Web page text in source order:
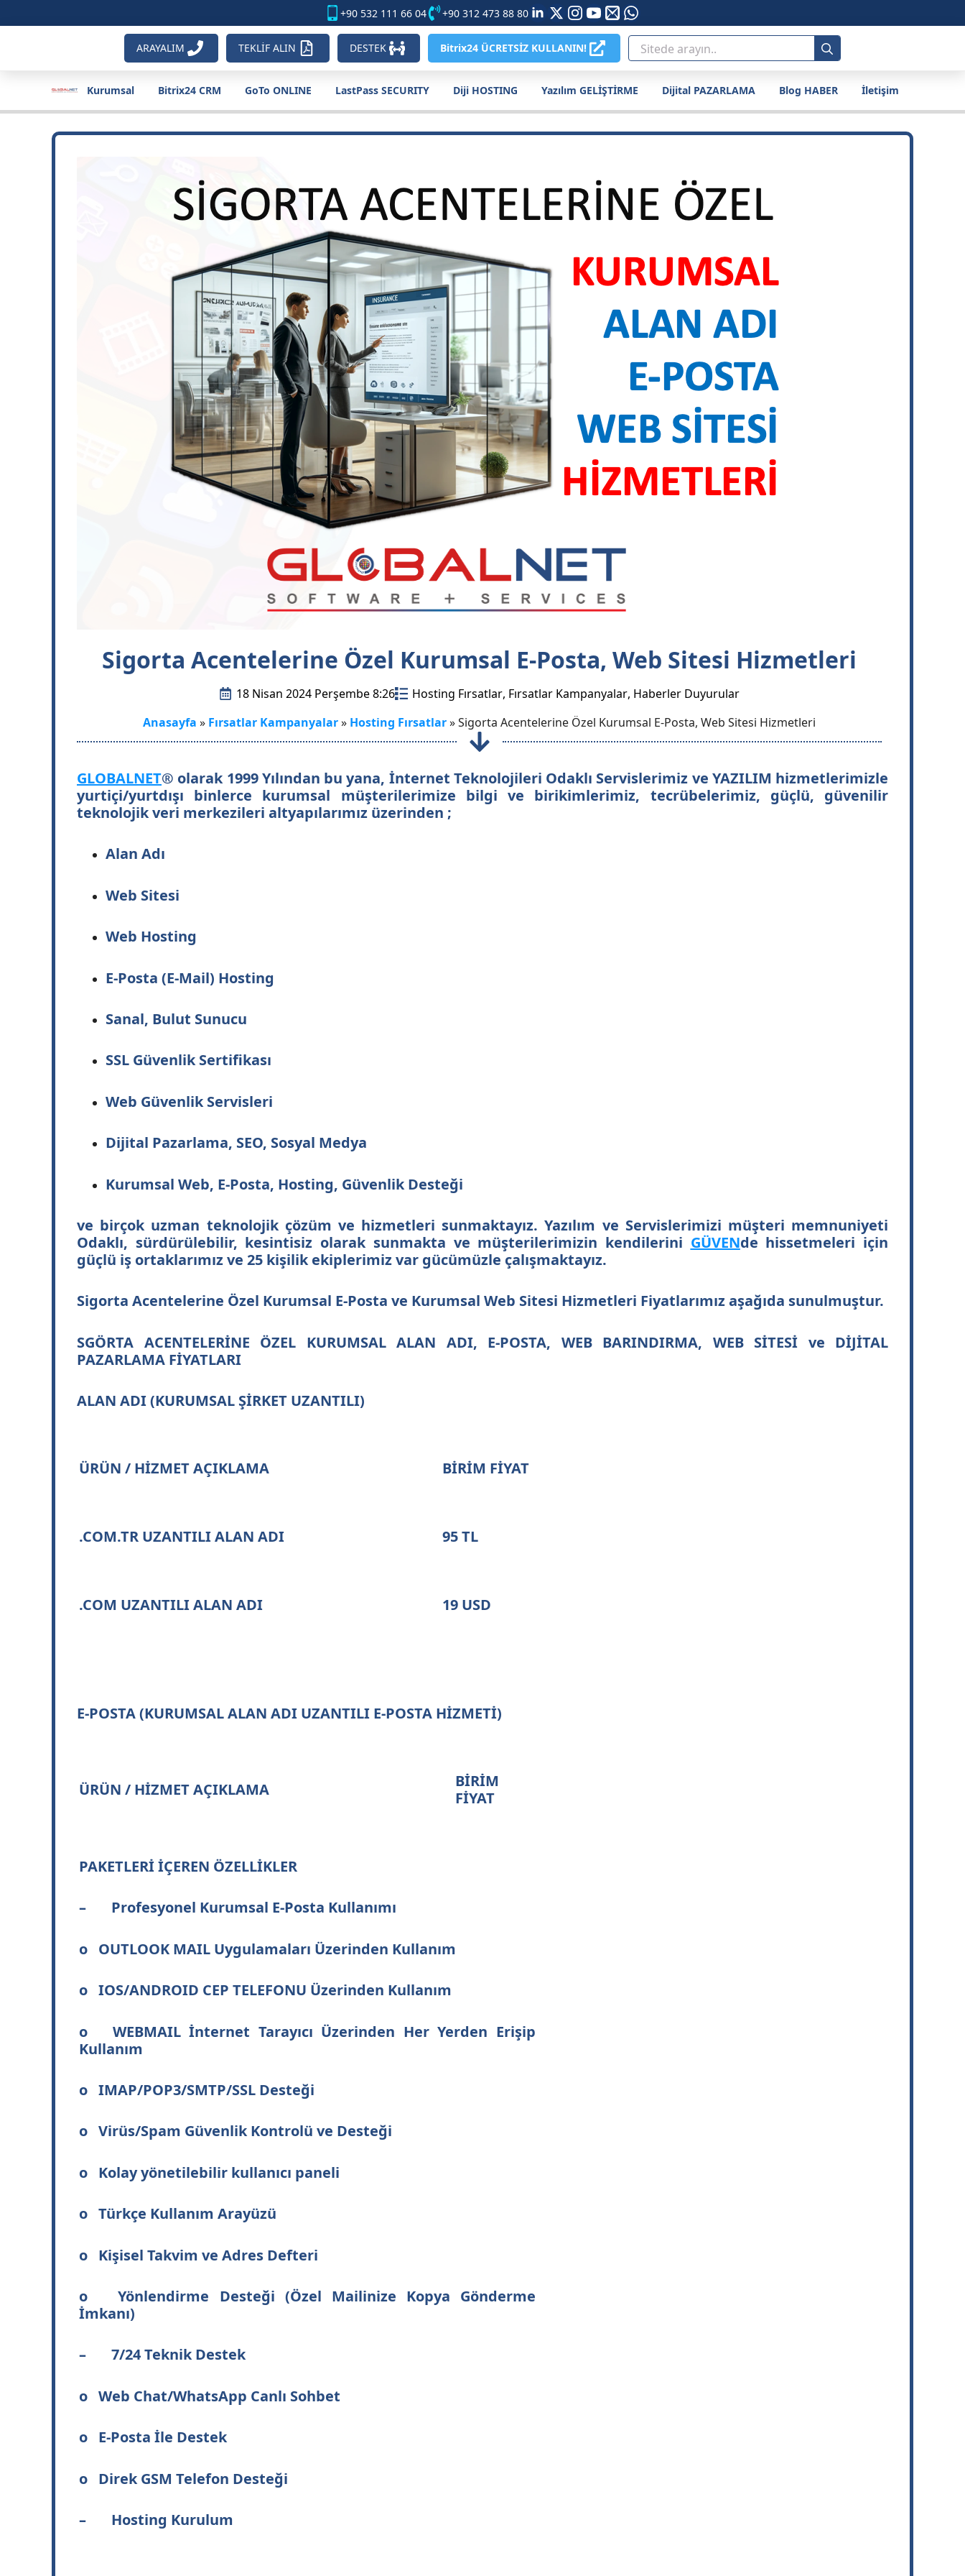
+90 532 111 66 04 +90 312 473 88 80
ARAYALIM TEKLİF ALIN DESTEK Bitrix24 ÜCRETSİZ KULLANIN!
Search
for:
Kurumsal Bitrix24 CRM GoTo ONLINE LastPass SECURITY Diji HOSTING Yazılım GELİŞTİRME Dijital PAZARLAMA Blog HABER İletişim
Sigorta Acentelerine Özel Kurumsal E-Posta, Web Sitesi Hizmetleri
18 Nisan 2024 Perşembe 8:26 Hosting Fırsatlar Fırsatlar Kampanyalar Haberler Duyurular
Anasayfa » Fırsatlar Kampanyalar» Hosting Fırsatlar»Sigorta Acentelerine Özel Kurumsal E-Posta, Web Sitesi Hizmetleri
GLOBALNET® olarak 1999 Yılından bu yana, İnternet Teknolojileri Odaklı Servislerimiz ve YAZILIM hizmetlerimizle
yurtiçi/yurtdışı binlerce kurumsal müşterilerimize bilgi ve birikimlerimiz, tecrübelerimiz, güçlü, güvenilir
teknolojik veri merkezileri altyapılarımız üzerinden ;
Alan Adı
Web Sitesi
Web Hosting
E-Posta (E-Mail) Hosting
Sanal, Bulut Sunucu
SSL Güvenlik Sertifikası
Web Güvenlik Servisleri
Dijital Pazarlama, SEO, Sosyal Medya
Kurumsal Web, E-Posta, Hosting, Güvenlik Desteği
ve birçok uzman teknolojik çözüm ve hizmetleri sunmaktayız. Yazılım ve Servislerimizi müşteri memnuniyeti
Odaklı, sürdürülebilir, kesintisiz olarak sunmakta ve müşterilerimizin kendilerini GÜVENde hissetmeleri için
güçlü iş ortaklarımız ve 25 kişilik ekiplerimiz var gücümüzle çalışmaktayız.
Sigorta Acentelerine Özel Kurumsal E-Posta ve Kurumsal Web Sitesi Hizmetleri Fiyatlarımız aşağıda sunulmuştur.
SGÖRTA ACENTELERİNE ÖZEL KURUMSAL ALAN ADI, E-POSTA, WEB BARINDIRMA, WEB SİTESİ ve DİJİTAL
PAZARLAMA FİYATLARI
ALAN ADI (KURUMSAL ŞİRKET UZANTILI)
ÜRÜN / HİZMET AÇIKLAMA BİRİM FİYAT
.COM.TR UZANTILI ALAN ADI 95 TL
.COM UZANTILI ALAN ADI 19 USD
E-POSTA (KURUMSAL ALAN ADI UZANTILI E-POSTA HİZMETİ)
ÜRÜN / HİZMET AÇIKLAMA
BİRİM
FİYAT
PAKETLERİ İÇEREN ÖZELLİKLER
– Profesyonel Kurumsal E-Posta Kullanımı
o OUTLOOK MAIL Uygulamaları Üzerinden Kullanım
o IOS/ANDROID CEP TELEFONU Üzerinden Kullanım
o WEBMAIL İnternet Tarayıcı Üzerinden Her Yerden Erişip
Kullanım
o IMAP/POP3/SMTP/SSL Desteği
o Virüs/Spam Güvenlik Kontrolü ve Desteği
o Kolay yönetilebilir kullanıcı paneli
o Türkçe Kullanım Arayüzü
o Kişisel Takvim ve Adres Defteri
o Yönlendirme Desteği (Özel Mailinize Kopya Gönderme
İmkanı)
– 7/24 Teknik Destek
o Web Chat/WhatsApp Canlı Sohbet
o E-Posta İle Destek
o Direk GSM Telefon Desteği
– Hosting Kurulum